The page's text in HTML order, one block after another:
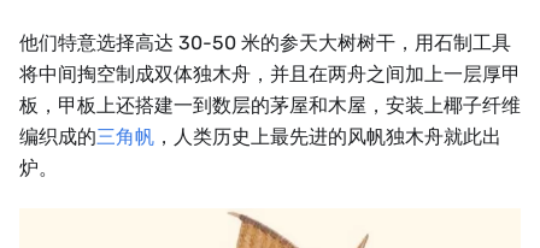
他们特意选择高达 30-50 米的参天大树树干，用石制工具
将中间掏空制成双体独木舟，并且在两舟之间加上一层厚甲
板，甲板上还搭建一到数层的茅屋和木屋，安装上椰子纤维
编织成的三角帆 ，人类历史上最先进的风帆独木舟就此出
炉。